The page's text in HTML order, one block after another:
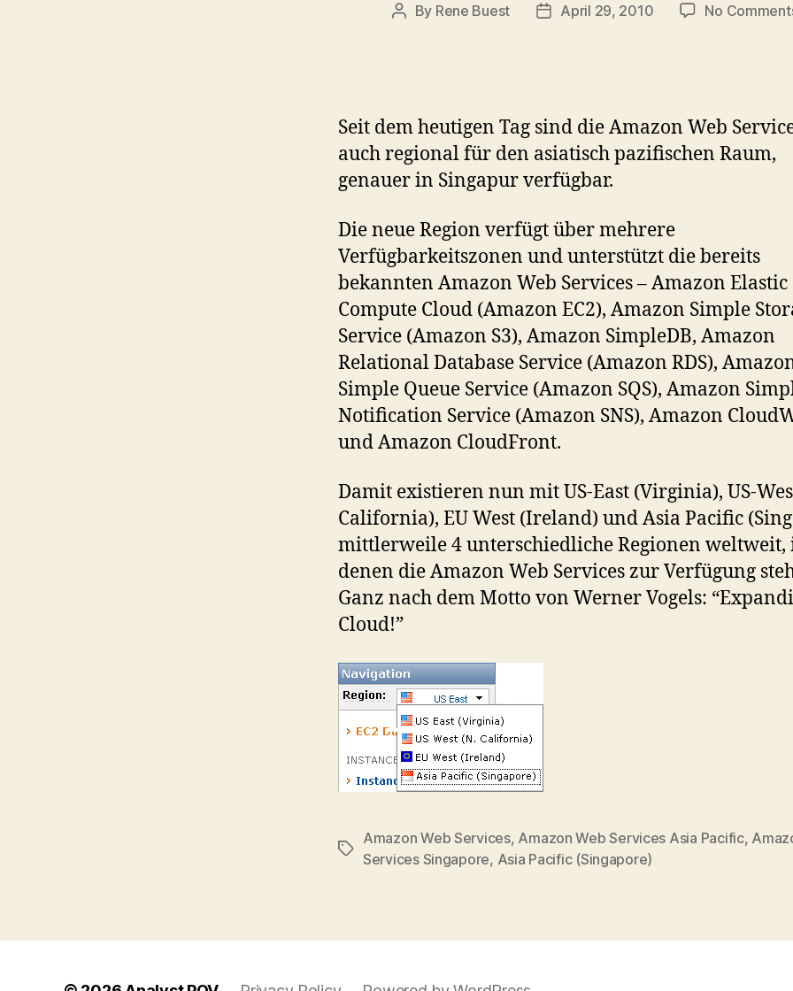
Post
By Rene Buest
PostApril 29, 2010 No
Seit dem heutigen Tag sind die Amazon Web
auch regional für den asiatisch pazifischen Raum,
genauer in Singapur verfügbar.
Die neue Region verfügt über mehrere
Verfügbarkeitszonen und unterstützt die bereits
bekannten Amazon Web Services – Amazon Elastic
Compute Cloud (Amazon EC2), Amazon Simple
Service (Amazon S3), Amazon SimpleDB, Amazon
Relational Database Service (Amazon RDS),
Simple Queue Service (Amazon SQS), Amazon
Notification Service (Amazon SNS), Amazon
und Amazon CloudFront.
Damit existieren nun mit US-East (Virginia), US-
California), EU West (Ireland) und Asia Pacific
mittlerweile 4 unterschiedliche Regionen weltweit,
denen die Amazon Web Services zur Verfügung
Ganz nach dem Motto von Werner Vogels:
Cloud!”
Tags
Amazon Web Services, Amazon Web Services Asia Pacific,
Services Singapore, Asia Pacific (Singapore)